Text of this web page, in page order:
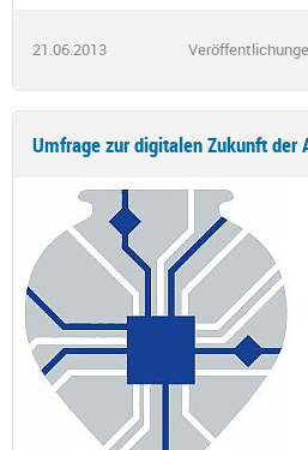
21.06.2013
Umfrage zur digitalen Zukunft der